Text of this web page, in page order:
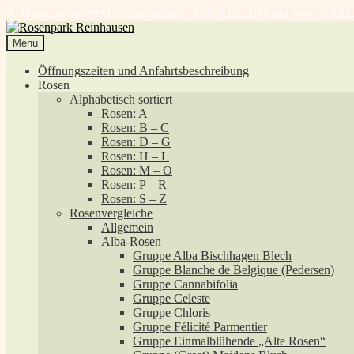
Achtung, geänderte Öffnungszeiten! Am 31.07.2026 nur von 10-13
Zur
Navigation
springen
Zum
Inhalt
springen
Menü
Öffnungszeiten und Anfahrtsbeschreibung
Rosen
Alphabetisch sortiert
Rosen: A
Rosen: B – C
Rosen: D – G
Rosen: H – L
Rosen: M – O
Rosen: P – R
Rosen: S – Z
Rosenvergleiche
Allgemein
Alba-Rosen
Gruppe Alba Bischhagen Blech
Gruppe Blanche de Belgique (Pedersen)
Gruppe Cannabifolia
Gruppe Celeste
Gruppe Chloris
Gruppe Félicité Parmentier
Gruppe Einmalblühende „Alte Rosen“